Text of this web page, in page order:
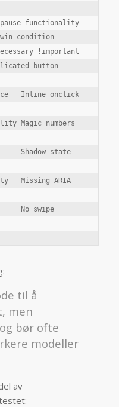
No pause functionality
No win condition
CSS	Unnecessary !important
til å
men
bør ofte
modeller
av